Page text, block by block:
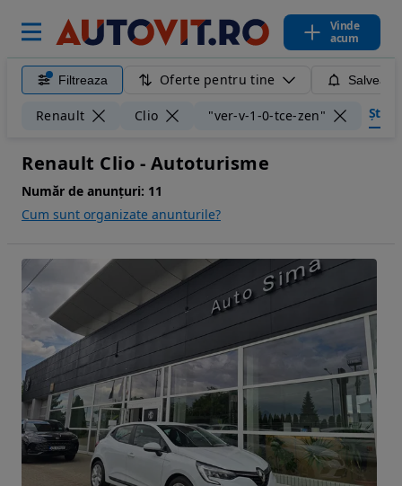
Vinde
acum
Filtreaza Oferte pentru tine
Renault Clio "ver-v-1-0-tce-zen"
Renault Clio - Autoturisme
Număr de anunțuri: 11
Cum sunt organizate anunturile?